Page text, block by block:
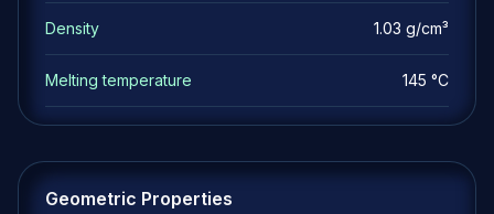
Density 1.03 g/cm³
Melting temperature 145 °C
Geometric Properties